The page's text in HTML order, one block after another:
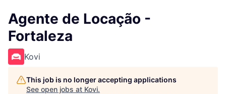
Agente de Locação -
Fortaleza
Kovi
This job is no longer accepting applications
See open jobs at Kovi.